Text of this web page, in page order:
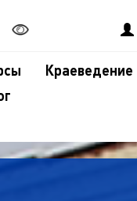
Краеведение